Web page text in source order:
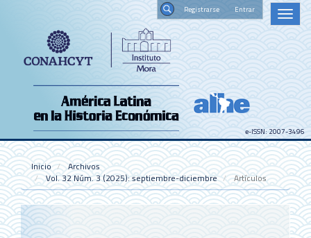
Contenido
principal
Barra
Toggle
e-ISSN: 2007-3496
Inicio Archivos
Vol. 32 Núm. 3 (2025): septiembre-diciembre Artículos